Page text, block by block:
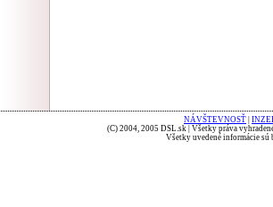
NÁVŠTEVNOSŤ
(C) 2004, 2005 DSL.sk | Všetky práva
Všetky uvedené informácie sú